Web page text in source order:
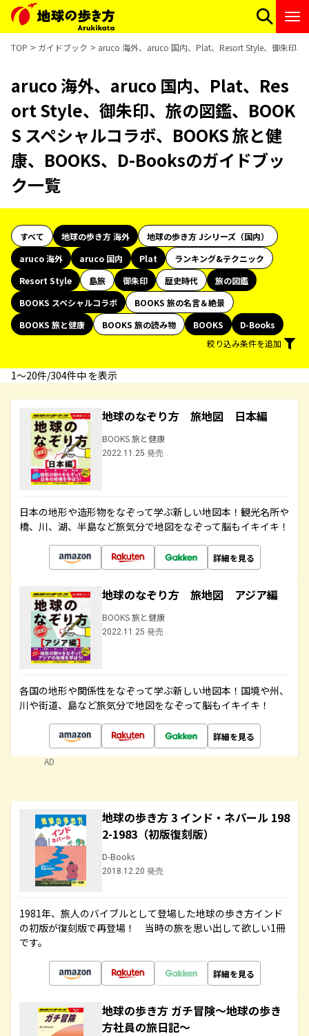
TOP ガイドブック aruco 海外、aruco 国内、Plat、Resort Style、御朱印、
aruco 海外、aruco 国内、Plat、Res
ort Style、御朱印、旅の図鑑、BOOK
S スペシャルコラボ、BOOKS 旅と健
康、BOOKS、D-Booksのガイドブッ
ク一覧
すべて 地球の歩き方 海外
地球の歩き方 Jシリーズ（国内）
aruco 海外
aruco 国内 Plat
ランキング&テクニック
Resort Style
島旅 御朱印 歴史時代
旅の図鑑
BOOKS スペシャルコラボ
BOOKS 旅の名言＆絶景
BOOKS 旅と健康
BOOKS 旅の読み物 BOOKS
D-Books
絞り込み条件を追加
1〜20件/304件中 を表示
地球のなぞり方 旅地図 日本編
BOOKS 旅と健康
2022.11.25 発売
日本の地形や造形物をなぞって学ぶ新しい地図本！観光名所や
橋、川、湖、半島など旅気分で地図をなぞって脳もイキイキ！
詳細を見る
地球のなぞり方 旅地図 アジア編
BOOKS 旅と健康
2022.11.25 発売
各国の地形や関係性をなぞって学ぶ新しい地図本！国境や州、
川や街道、島など旅気分で地図をなぞって脳もイキイキ！
詳細を見る
AD
地球の歩き方 3 インド・ネパール 198
2-1983（初版復刻版）
D-Books
2018.12.20 発売
1981年、旅人のバイブルとして登場した地球の歩き方インド
の初版が復刻版で再登場！ 当時の旅を思い出して欲しい1冊
です。
詳細を見る
地球の歩き方 ガチ冒険～地球の歩き
方社員の旅日記～